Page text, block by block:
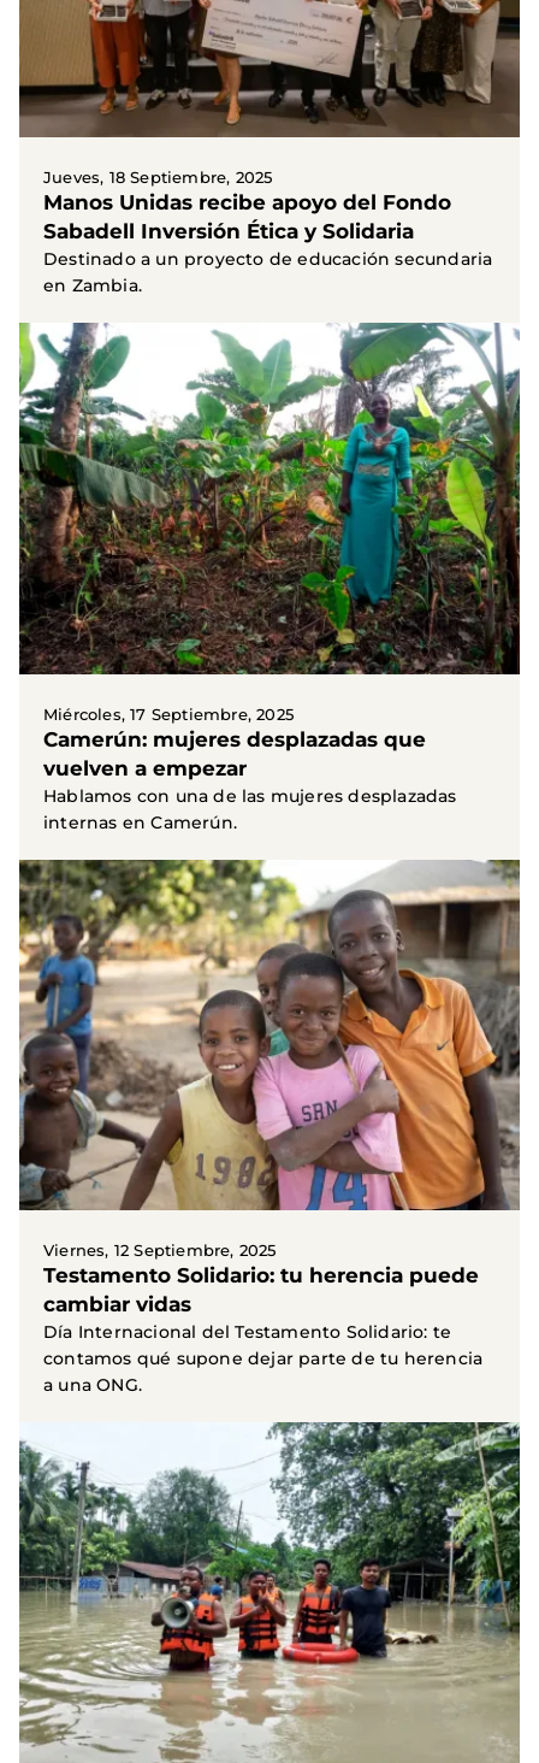
Jueves, 18 Septiembre, 2025
Manos Unidas recibe apoyo del Fondo
Sabadell Inversión Ética y Solidaria
Destinado a un proyecto de educación secundaria
en Zambia.
Miércoles, 17 Septiembre, 2025
Camerún: mujeres desplazadas que
vuelven a empezar
Hablamos con una de las mujeres desplazadas
internas en Camerún.
Viernes, 12 Septiembre, 2025
Testamento Solidario: tu herencia puede
cambiar vidas
Día Internacional del Testamento Solidario: te
contamos qué supone dejar parte de tu herencia
a una ONG.